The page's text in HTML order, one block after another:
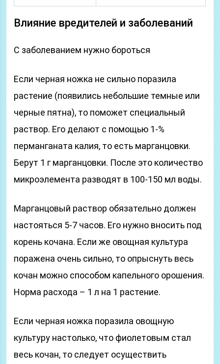
Влияние вредителей и заболеваний
С заболеванием нужно бороться
Если черная ножка не сильно поразила
растение (появились небольшие темные или
черные пятна), то поможет специальный
раствор. Его делают с помощью 1-%
перманганата калия, то есть марганцовки.
Берут 1 г марганцовки. После это количество
микроэлемента разводят в 100-150 мл воды.
Марганцовый раствор обязательно должен
настояться 5-7 часов. Его нужно вносить под
корень кочана. Если же овощная культура
поражена очень сильно, то опрыснуть весь
кочан можно способом капельного орошения.
Норма расхода – 1 л на 1 растение.
Если черная ножка поразила овощную
культуру настолько, что фиолетовым стал
весь кочан, то следует осуществить